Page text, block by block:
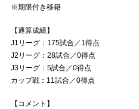
※期限付き移籍
【通算成績】
J1リーグ：175試合／1得点
J2リーグ：28試合／0得点
J3リーグ：5試合／0得点
カップ戦：11試合／0得点
【コメント】